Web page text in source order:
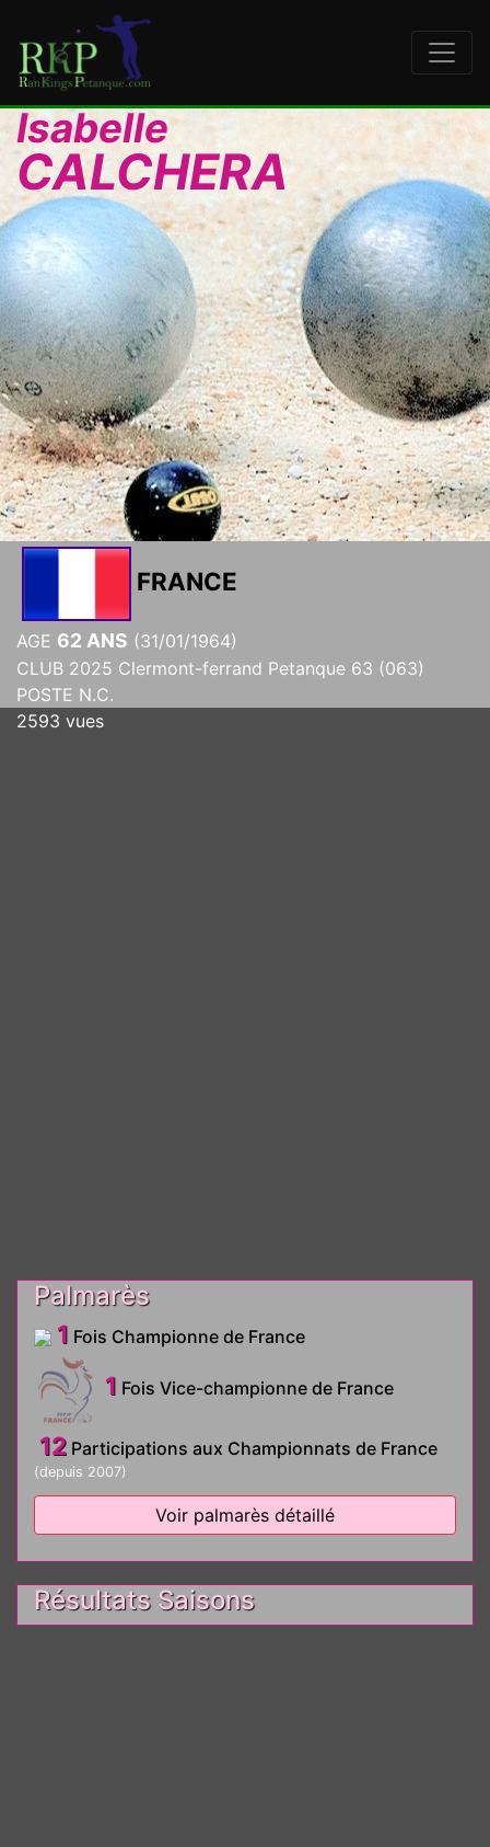
Isabelle
CALCHERA
FRANCE
AGE 62 ANS (31/01/1964)
CLUB 2025 Clermont-ferrand Petanque 63 (063)
POSTE N.C.
2593 vues
Palmarès
1 Fois Championne de France
1 Fois Vice-championne de France
12 Participations aux Championnats de France
(depuis 2007)
Voir palmarès détaillé
Résultats Saisons